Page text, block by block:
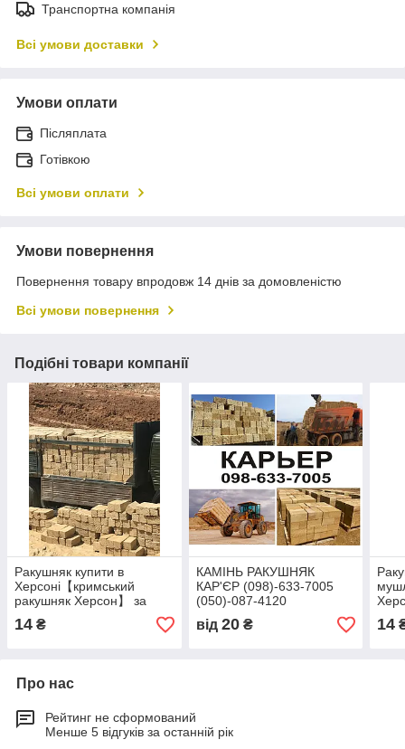
Транспортна компанія
Всі умови доставки
Умови оплати
Післяплата
Готівкою
Всі умови оплати
Умови повернення
Повернення товару впродовж 14 днів за домовленістю
Всі умови повернення
Подібні товари компанії
Ракушняк купити в
Херсоні【кримський
ракушняк Херсон】 за
низькою ціною ➥ купити
сьогодні! (098)-633-7005
14 ₴
КАМІНЬ РАКУШНЯК
КАР'ЄР (098)-633-7005
(050)-087-4120
від 20₴ 14
Про нас
Рейтинг не сформований
Менше 5 відгуків за останній рік